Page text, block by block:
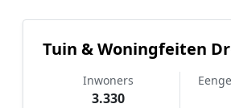
Tuin & Woningfeiten
Inwoners
3.330